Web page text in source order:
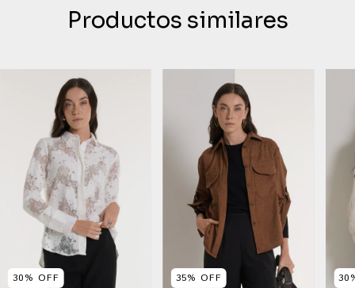
Productos similares
30% OFF 35% OFF 30